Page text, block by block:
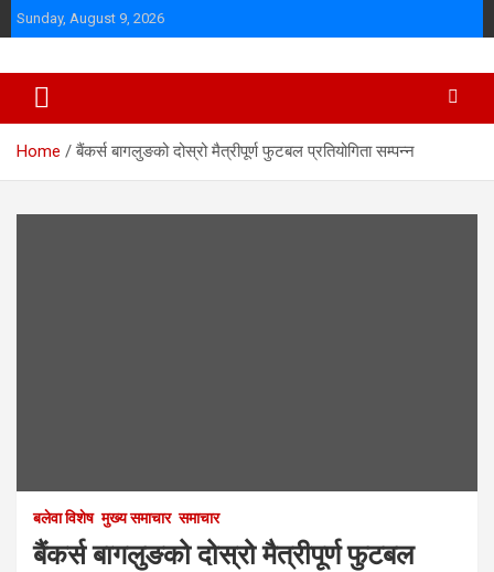
Skip
to
Sunday, August 9, 2026
Home बैंकर्स बागलुङको दोस्रो मैत्रीपूर्ण फुटबल प्रतियोगिता सम्पन्न
बलेवा विशेष मुख्य समाचार समाचार
बैंकर्स बागलुङको दोस्रो मैत्रीपूर्ण फुटबल